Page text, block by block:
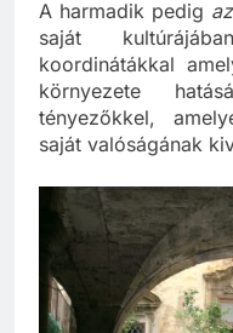
fény és az árnyék
A harmadik pedig
saját
koordinátákkal
környezete
tényezőkkel,